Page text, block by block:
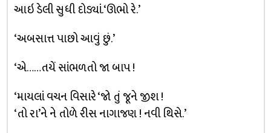
આઇ ડેલી સુધી દોડ્યાં. ‘ઊભો રે.’
‘અબસાત્ત પાછો આવું છું.’
‘એ……તયેં સાંભળતો જા બાપ !
‘માયલાં વચન વિસારે ‘જો તું જૂને જીશ !
‘તો રા’ને ને તોળે રીસ નાગાજણ ! નવી થિસે.’